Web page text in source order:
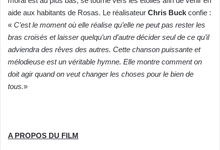
aide aux habitants de Rosas. Le réalisateur Chris Buck confie :
« C’est le moment où elle réalise qu’elle ne peut pas rester les
bras croisés et laisser quelqu’un d’autre décider seul de ce qu’il
adviendra des rêves des autres. Cette chanson puissante et
mélodieuse est un véritable hymne. Elle montre comment on
doit agir quand on veut changer les choses pour le bien de
tous.»
A PROPOS DU FILM